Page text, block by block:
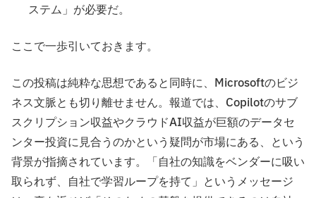
ステム」が必要だ。
ここで一歩引いておきます。
この投稿は純粋な思想であると同時に、Microsoftのビジ
ネス文脈とも切り離せません。報道では、Copilotのサブ
スクリプション収益やクラウドAI収益が巨額のデータセ
ンター投資に見合うのかという疑問が市場にある、という
背景が指摘されています。「自社の知識をベンダーに吸い
取られず、自社で学習ループを持て」というメッセージ